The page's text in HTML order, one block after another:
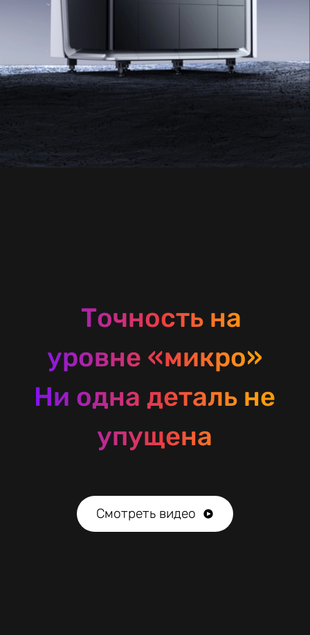
Точность на
уровне «микро»
Ни одна деталь не
упущена
Смотреть видео